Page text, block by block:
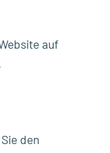
auf
den